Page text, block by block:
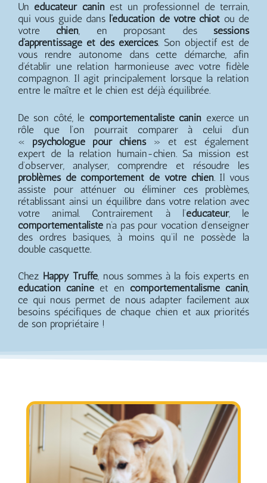
Un éducateur canin est un professionnel de terrain,
qui vous guide dans l’éducation de votre chiot ou de
votrechien, en proposant dessessions
d’apprentissage et des exercices. Son objectif est de
vous rendre autonome dans cette démarche, afin
d’établir une relation harmonieuse avec votre fidèle
compagnon. Il agit principalement lorsque la relation
entre le maître et le chien est déjà équilibrée.
De son côté, le comportementaliste canin exerce un
rôle que l’on pourrait comparer à celui d’un
« psychologue pour chiens» et est également
expert de la relation humain-chien. Sa mission est
d’observer, analyser, comprendre et résoudre les
problèmes de comportement de votre chien . Il vous
assiste pour atténuer ou éliminer ces problèmes,
rétablissant ainsi un équilibre dans votre relation avec
votre animal. Contrairement à l’éducateur, le
comportementaliste n’a pas pour vocation d’enseigner
des ordres basiques, à moins qu’il ne possède la
double casquette.
Chez Happy Truffe, nous sommes à la fois experts en
éducation canine et en comportementalisme canin,
ce qui nous permet de nous adapter facilement aux
besoins spécifiques de chaque chien et aux priorités
de son propriétaire !